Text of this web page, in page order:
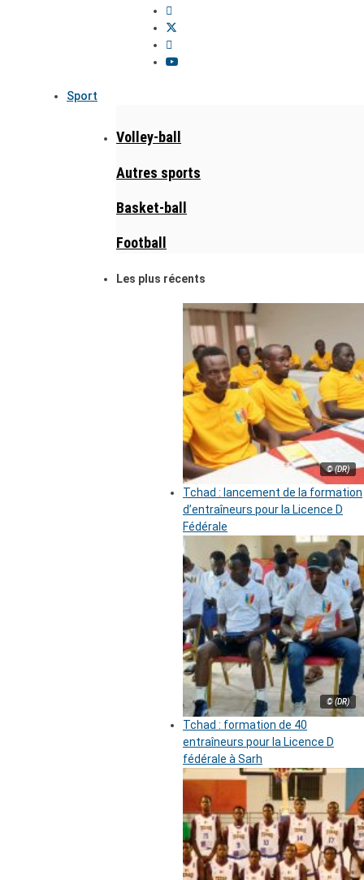
Sport
Volley-ball
Autres sports
Basket-ball
Football
Les plus récents
© (DR)
Tchad : lancement de la formation
d’entraîneurs pour la Licence D
Fédérale
© (DR)
Tchad : formation de 40
entraîneurs pour la Licence D
fédérale à Sarh